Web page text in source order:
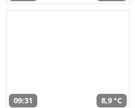
09:31 8,9 °C